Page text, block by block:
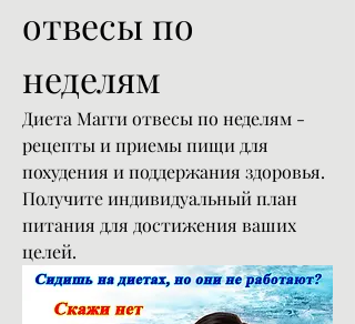
отвесы по
неделям
Диета Магги отвесы по неделям -
рецепты и приемы пищи для
похудения и поддержания здоровья.
Получите индивидуальный план
питания для достижения ваших
целей.